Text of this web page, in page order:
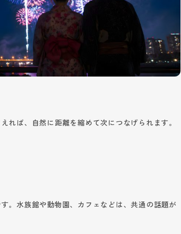
れば、自然に距離を縮めて次につなげられます。
。水族館や動物園、カフェなどは、共通の話題が